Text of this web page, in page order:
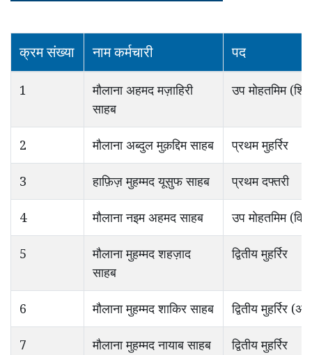
क्रम संख्या नाम कर्मचारी पद
1
मौलाना अहमद मज़ाहिरी
साहब
उप मोहतमिम
2 मौलाना अब्दुल मुक़द्दिम साहब प्रथम मुहर्रिर
3 हाफ़िज़ मुहम्मद यूसुफ साहब प्रथम दफ्तरी
4 मौलाना नइम अहमद साहब उप मोहतमिम
5
मौलाना मुहम्मद शहज़ाद
साहब
द्वितीय मुहर्रिर
6 मौलाना मुहम्मद शाकिर साहब द्वितीय मुहर्रिर
7 मौलाना मुहम्मद नायाब साहब द्वितीय मुहर्रिर